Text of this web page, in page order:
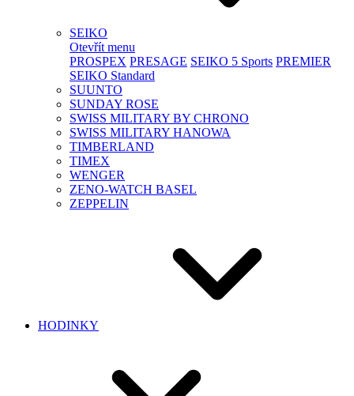
SEIKO
Otevřít menu
PROSPEX PRESAGE SEIKO 5 Sports PREMIER
SEIKO Standard
SUUNTO
SUNDAY ROSE
SWISS MILITARY BY CHRONO
SWISS MILITARY HANOWA
TIMBERLAND
TIMEX
WENGER
ZENO-WATCH BASEL
ZEPPELIN
HODINKY